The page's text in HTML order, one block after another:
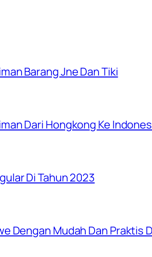
Barang Jne Dan Tiki
Dari Hongkong Ke
Di Tahun 2023
Dengan Mudah Dan Praktis